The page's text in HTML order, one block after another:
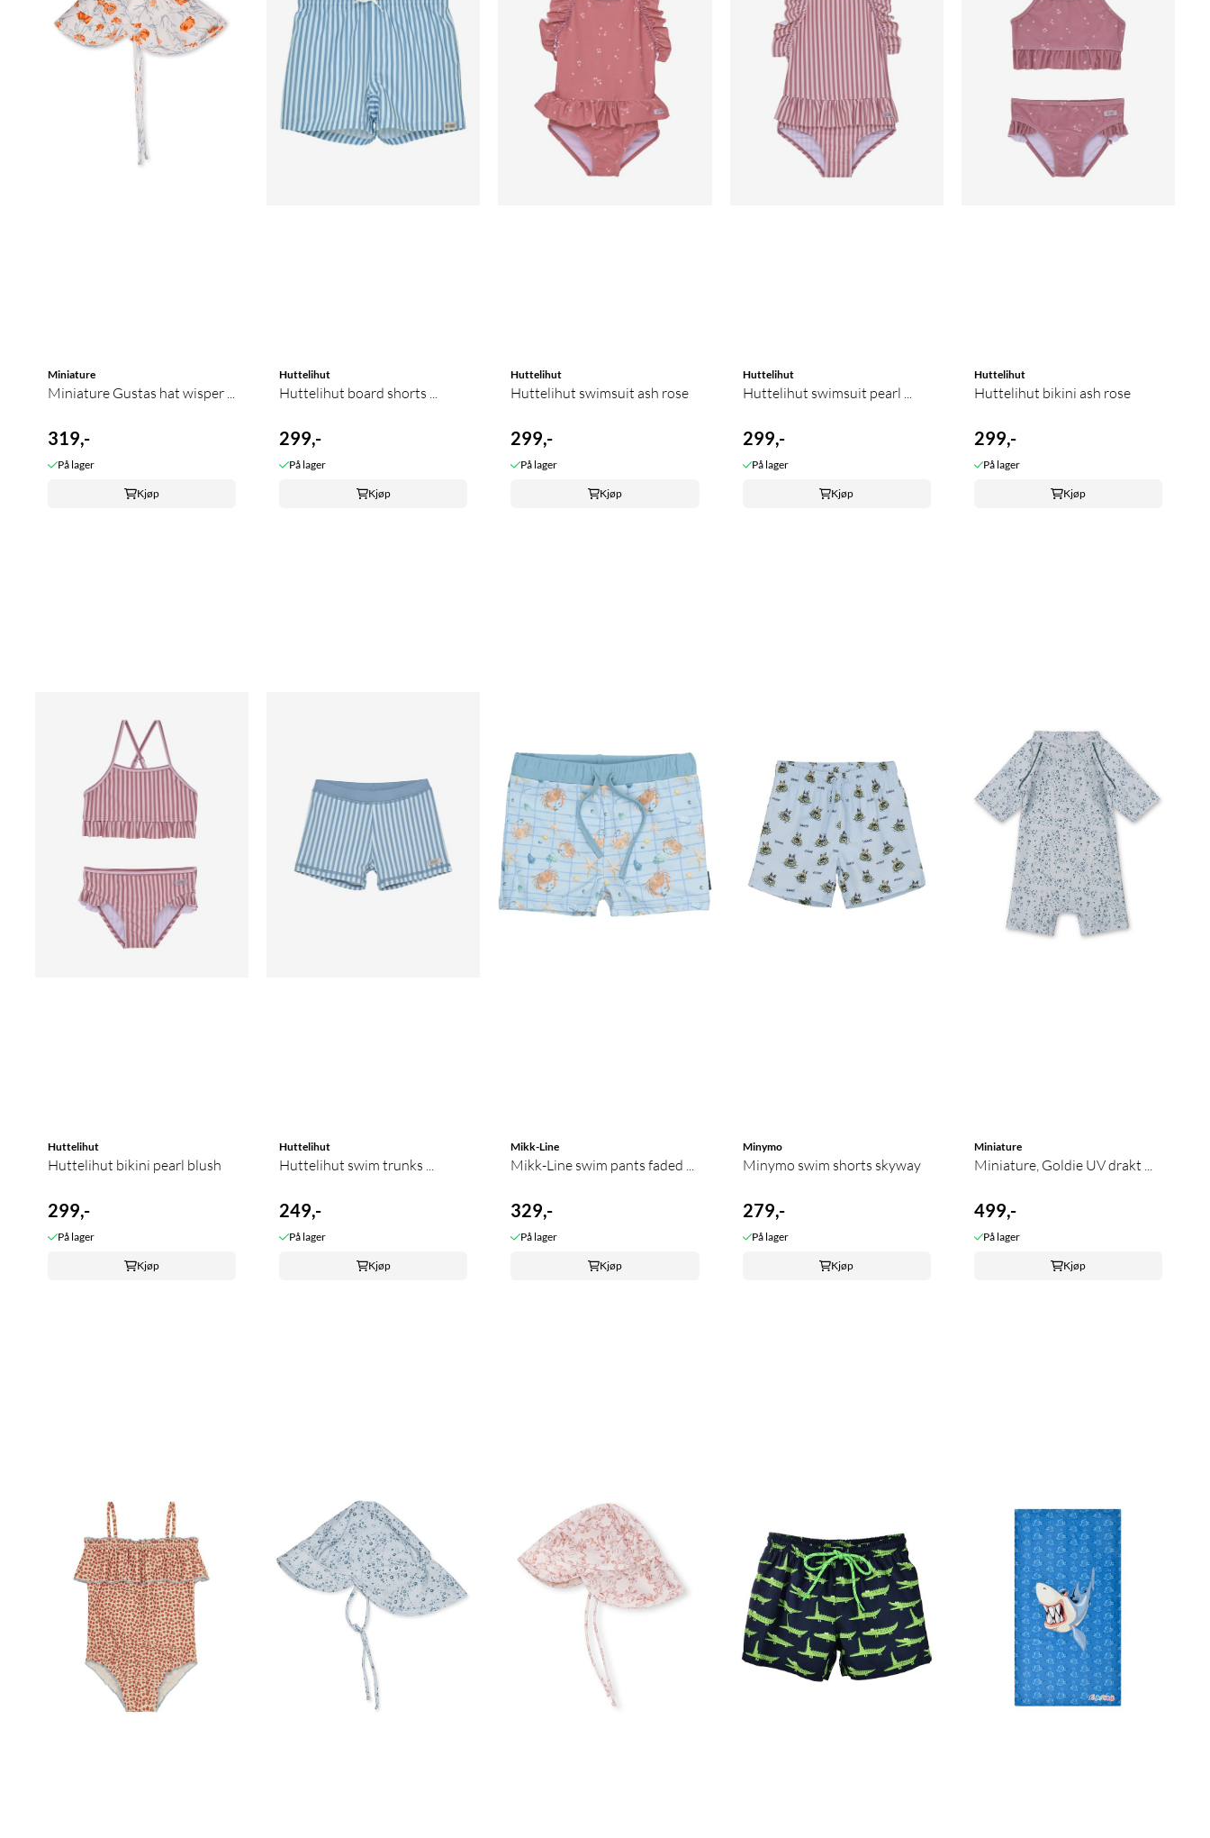
Miniature
Miniature Gustas hat wisper ...
319,-
På lager
Kjøp
Huttelihut
Huttelihut board shorts ...
299,-
På lager
Kjøp
Huttelihut
Huttelihut swimsuit ash rose
299,-
På lager
Kjøp
Huttelihut
Huttelihut swimsuit pearl ...
299,-
På lager
Kjøp
Huttelihut
Huttelihut bikini ash rose
299,-
På lager
Kjøp
Huttelihut
Huttelihut bikini pearl blush
299,-
På lager
Kjøp
Huttelihut
Huttelihut swim trunks ...
249,-
På lager
Kjøp
Mikk-Line
Mikk-Line swim pants faded ...
329,-
På lager
Kjøp
Minymo
Minymo swim shorts skyway
279,-
På lager
Kjøp
Miniature
Miniature, Goldie UV drakt ...
499,-
På lager
Kjøp